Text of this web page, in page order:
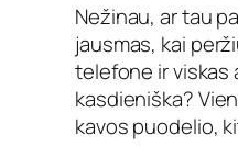
Nežinau, ar tau
jausmas, kai
telefone ir viskas
kasdieniška?
kavos puodelio,